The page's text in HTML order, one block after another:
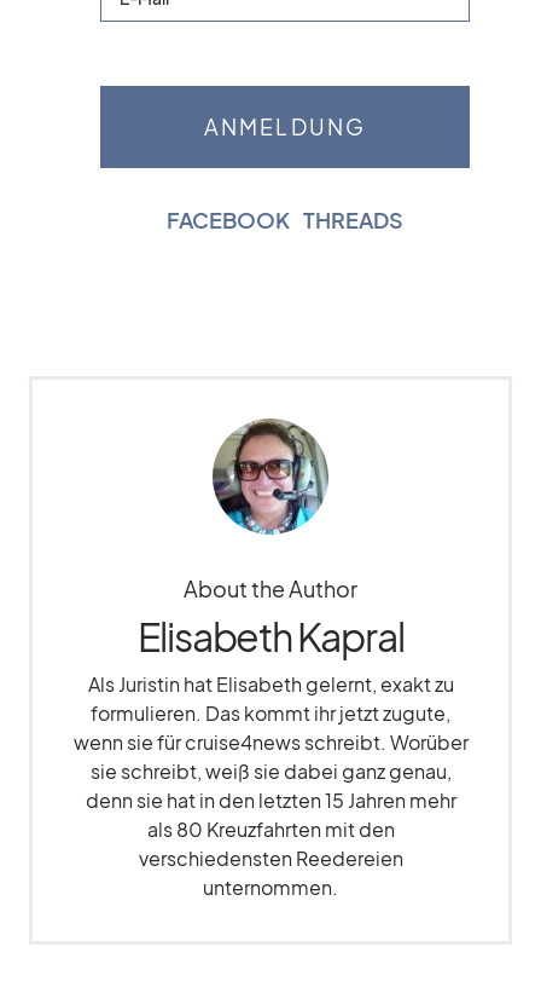
FACEBOOK THREADS
About the Author
Elisabeth Kapral
Als Juristin hat Elisabeth gelernt, exakt zu
formulieren. Das kommt ihr jetzt zugute,
wenn sie für cruise4news schreibt. Worüber
sie schreibt, weiß sie dabei ganz genau,
denn sie hat in den letzten 15 Jahren mehr
als 80 Kreuzfahrten mit den
verschiedensten Reedereien
unternommen.